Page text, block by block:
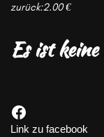
zurück:2.00 €
Es ist keine
Link zu facebook